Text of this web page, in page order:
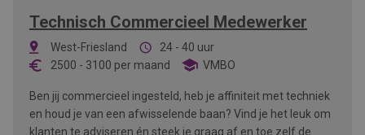
Technisch Commercieel Medewerker
West-Friesland
24 - 40 uur
2500 - 3100 per maand VMBO
Ben jij commercieel ingesteld, heb je affiniteit met techniek
en houd je van een afwisselende baan? Vind je het leuk om
klanten te adviseren én steek je graag af en toe zelf de